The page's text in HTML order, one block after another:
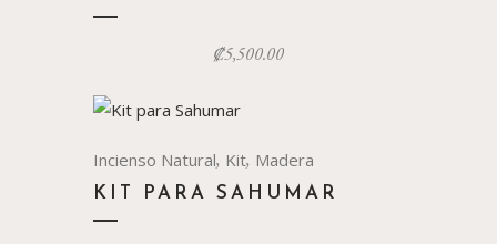
₡5,500.00
Incienso Natural, Kit, Madera
KIT PARA SAHUMAR